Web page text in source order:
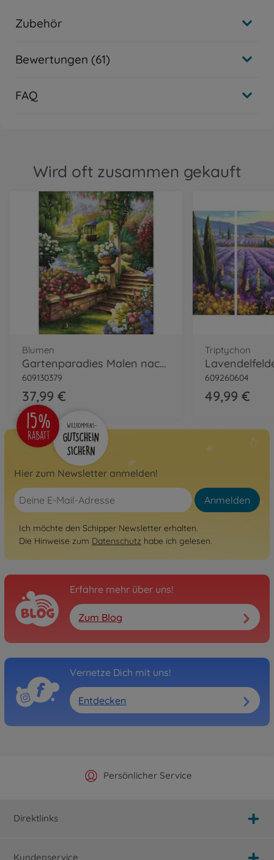
Zubehör
Bewertungen (61)
FAQ
Wird oft zusammen gekauft
Blumen
Gartenparadies Malen nach Zahlen
609130379
37,99 €
Triptychon
609260604
49,99 €
Hier zum Newsletter anmelden!
Anmelden
Ich möchte den Schipper Newsletter erhalten.
Die Hinweise zum Datenschutz habe ich gelesen.
Erfahre mehr über uns!
Zum Blog
Vernetze Dich mit uns!
Entdecken
Offizieller Hersteller Shop
Persönlicher Service
Versandkostenfrei ab 25€
Schnelle Lieferung
Direktlinks
Kundenservice